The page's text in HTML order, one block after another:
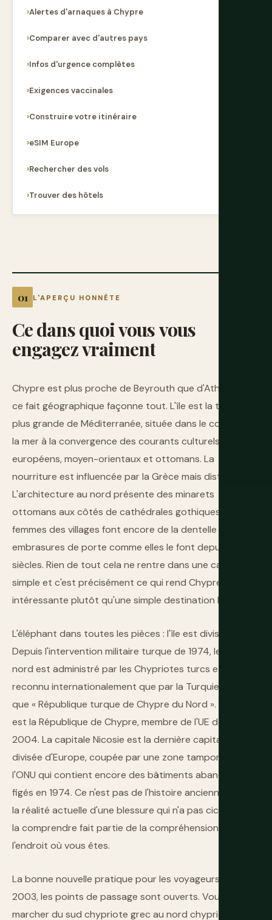
L'APERÇU HONNÊTE
Cedansquoivousvous
engagezvraiment
Chypre est plus proche de Beyrouth que d'Athènes et
ce fait géographique façonne tout. L'île est la troisième
plus grande de Méditerranée, située dans le coin est de
la mer à la convergence des courants culturels
européens, moyen-orientaux et ottomans. La
nourriture est influencée par la Grèce mais distincte.
L'architecture au nord présente des minarets
ottomans aux côtés de cathédrales gothiques. Les
femmes des villages font encore de la dentelle dans les
embrasures de porte comme elles le font depuis quatre
siècles. Rien de tout cela ne rentre dans une catégorie
simple et c'est précisément ce qui rend Chypre
intéressante plutôt qu'une simple destination balnéaire.
L'éléphant dans toutes les pièces : l'île est divisée.
Depuis l'intervention militaire turque de 1974, le tiers
nord est administré par les Chypriotes turcs et n'est
reconnu internationalement que par la Turquie en tant
que « République turque de Chypre du Nord ». Le sud
est la République de Chypre, membre de l'UE depuis
2004. La capitale Nicosie est la dernière capitale
divisée d'Europe, coupée par une zone tampon de
l'ONU qui contient encore des bâtiments abandonnés
figés en 1974. Ce n'est pas de l'histoire ancienne — c'est
la réalité actuelle d'une blessure qui n'a pas cicatrisé, et
la comprendre fait partie de la compréhension de
l'endroit où vous êtes.
La bonne nouvelle pratique pour les voyageurs : depuis
2003, les points de passage sont ouverts. Vous pouvez
marcher du sud chypriote grec au nord chypriote turc
Alertes d'arnaques à Chypre
Comparer avec d'autres pays
Infos d'urgence complètes
Exigences vaccinales
Construire votre itinéraire
eSIM Europe
Rechercher des vols
Trouver des hôtels